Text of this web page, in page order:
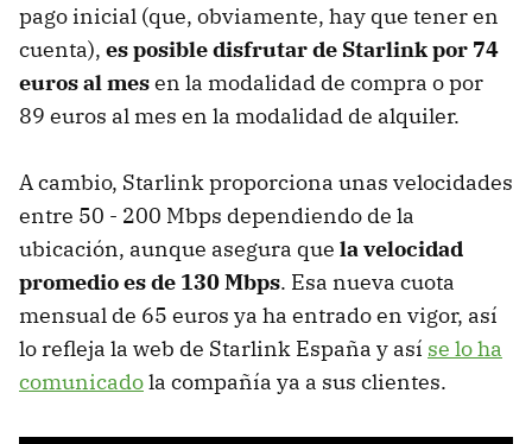
pago inicial (que, obviamente, hay que tener en
cuenta), es posible disfrutar de Starlink por 74
euros al mesen la modalidad de compra o por
89 euros al mes en la modalidad de alquiler.
A cambio, Starlink proporciona unas velocidades
entre 50 - 200 Mbps dependiendo de la
ubicación, aunque asegura que la velocidad
promedio es de 130 Mbps. Esa nueva cuota
mensual de 65 euros ya ha entrado en vigor, así
lo refleja la web de Starlink España y así se lo ha
comunicadola compañía ya a sus clientes.